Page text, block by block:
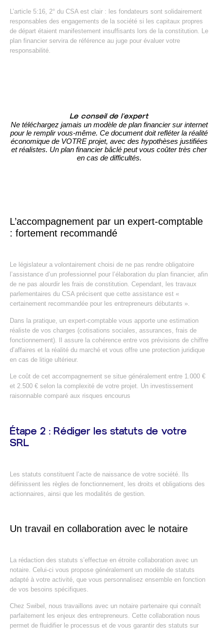
L’article 5:16, 2° du CSA est clair : les fondateurs sont solidairement
responsables des engagements de la société si les capitaux propres
de départ étaient manifestement insuffisants lors de la constitution. Le
plan financier servira de référence au juge pour évaluer votre
responsabilité.
Le conseil de l’expert
Ne téléchargez jamais un modèle de plan financier sur internet
pour le remplir vous-même. Ce document doit refléter la réalité
économique de VOTRE projet, avec des hypothèses justifiées
et réalistes. Un plan financier bâclé peut vous coûter très cher
en cas de difficultés.
L’accompagnement par un expert-comptable
: fortement recommandé
Le législateur a volontairement choisi de ne pas rendre obligatoire
l’assistance d’un professionnel pour l’élaboration du plan financier, afin
de ne pas alourdir les frais de constitution. Cependant, les travaux
parlementaires du CSA précisent que cette assistance est «
certainement recommandée pour les entrepreneurs débutants ».
Dans la pratique, un expert-comptable vous apporte une estimation
réaliste de vos charges (cotisations sociales, assurances, frais de
fonctionnement). Il assure la cohérence entre vos prévisions de chiffre
d’affaires et la réalité du marché et vous offre une protection juridique
en cas de litige ultérieur.
Le coût de cet accompagnement se situe généralement entre 1.000 €
et 2.500 € selon la complexité de votre projet. Un investissement
raisonnable comparé aux risques encourus
Étape 2 : Rédiger les statuts de votre
SRL
Les statuts constituent l’acte de naissance de votre société. Ils
définissent les règles de fonctionnement, les droits et obligations des
actionnaires, ainsi que les modalités de gestion.
Un travail en collaboration avec le notaire
La rédaction des statuts s’effectue en étroite collaboration avec un
notaire. Celui-ci vous propose généralement un modèle de statuts
adapté à votre activité, que vous personnalisez ensemble en fonction
de vos besoins spécifiques.
Chez Swibel, nous travaillons avec un notaire partenaire qui connaît
parfaitement les enjeux des entrepreneurs. Cette collaboration nous
permet de fluidifier le processus et de vous garantir des statuts sur